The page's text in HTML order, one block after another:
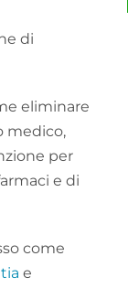
di
eliminare
medico,
per
e di
come
e